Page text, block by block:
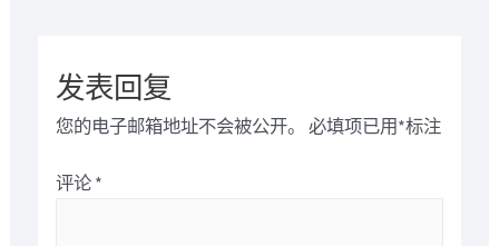
发表回复
您的电子邮箱地址不会被公开。 必填项已用*标注
评论 *